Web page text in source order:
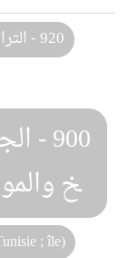
920 - التراجم العامة، الأنساب
900
خ
; île)